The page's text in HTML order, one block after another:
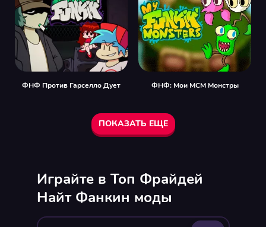
ФНФ Против Гарселло Дует ФНФ: Мои МСМ Монстры
ПОКАЗАТЬ ЕЩЕ
Играйте в Топ Фрайдей
Найт Фанкин моды